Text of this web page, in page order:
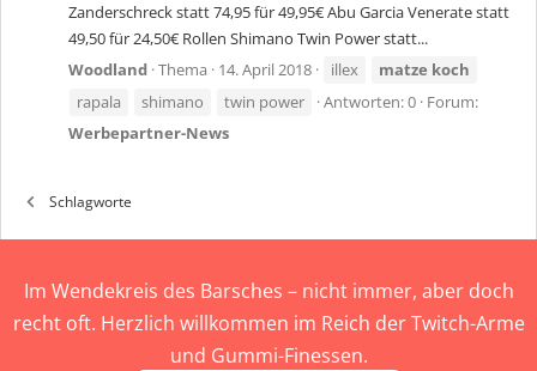
Zanderschreck statt 74,95 für 49,95€ Abu Garcia Venerate statt
49,50 für 24,50€ Rollen Shimano Twin Power statt...
Woodland Thema 14. April 2018 illex matze koch
rapala
shimano twin power Antworten: 0 Forum:
Werbepartner-News
Schlagworte
Im Wendekreis des Barsches – nicht immer, aber doch
recht oft. Herzlich willkommen im Reich der Twitch-Arme
und Gummi-Finessen.